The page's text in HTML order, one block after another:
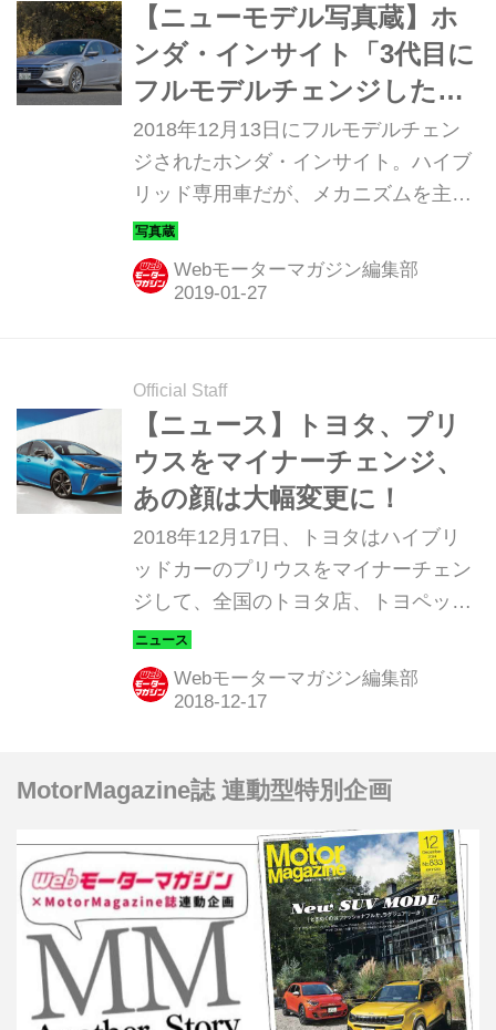
【ニューモデル写真蔵】ホ
ンダ・インサイト「3代目に
フルモデルチェンジしたハ
イブリッド専用車」
2018年12月13日にフルモデルチェン
ジされたホンダ・インサイト。ハイブ
リッド専用車だが、メカニズムを主張
しない本質的な良いクルマに仕上げら
れた。そのディテールを紹介していこ
う。（写真：森 浩輔）
Webモーターマガジン編集部
Official Staff
【ニュース】トヨタ、プリ
ウスをマイナーチェンジ、
あの顔は大幅変更に！
2018年12月17日、トヨタはハイブリ
ッドカーのプリウスをマイナーチェン
ジして、全国のトヨタ店、トヨペット
店、トヨタカローラ店、ネッツ店を通
じて発売した。
Webモーターマガジン編集部
MotorMagazine誌 連動型特別企画